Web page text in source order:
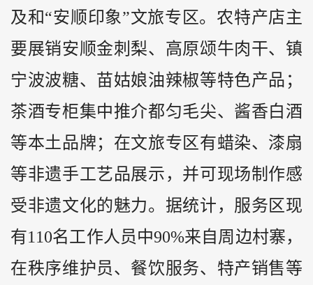
及和“安顺印象”文旅专区。农特产店主
要展销安顺金刺梨、高原颂牛肉干、镇
宁波波糖、苗姑娘油辣椒等特色产品；
茶酒专柜集中推介都匀毛尖、酱香白酒
等本土品牌；在文旅专区有蜡染、漆扇
等非遗手工艺品展示，并可现场制作感
受非遗文化的魅力。据统计，服务区现
有110名工作人员中90%来自周边村寨，
在秩序维护员、餐饮服务、特产销售等